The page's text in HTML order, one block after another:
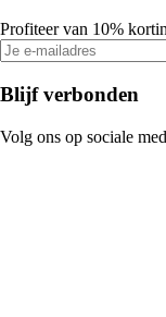
Profiteer van 10%
Blijf verbonden
Volg ons op sociale